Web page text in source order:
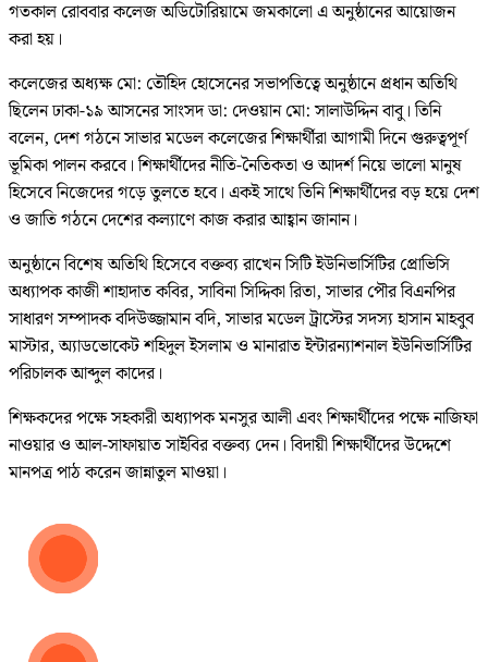
গতকাল রোববার কলেজ অডিটোরিয়ামে জমকালো এ অনুষ্ঠানের আয়োজন
করা হয়।
কলেজের অধ্যক্ষ মো: তৌহিদ হোসেনের সভাপতিত্বে অনুষ্ঠানে প্রধান অতিথি
ছিলেন ঢাকা-১৯ আসনের সাংসদ ডা: দেওয়ান মো: সালাউদ্দিন বাবু। তিনি
বলেন, দেশ গঠনে সাভার মডেল কলেজের শিক্ষার্থীরা আগামী দিনে গুরুত্বপূর্ণ
ভূমিকা পালন করবে। শিক্ষার্থীদের নীতি-নৈতিকতা ও আদর্শ নিয়ে ভালো মানুষ
হিসেবে নিজেদের গড়ে তুলতে হবে। একই সাথে তিনি শিক্ষার্থীদের বড় হয়ে দেশ
ও জাতি গঠনে দেশের কল্যাণে কাজ করার আহ্বান জানান।
অনুষ্ঠানে বিশেষ অতিথি হিসেবে বক্তব্য রাখেন সিটি ইউনিভার্সিটির প্রোভিসি
অধ্যাপক কাজী শাহাদাত কবির, সাবিনা সিদ্দিকা রিতা, সাভার পৌর বিএনপির
সাধারণ সম্পাদক বদিউজ্জামান বদি, সাভার মডেল ট্রাস্টের সদস্য হাসান মাহবুব
মাস্টার, অ্যাডভোকেট শহিদুল ইসলাম ও মানারাত ইন্টারন্যাশনাল ইউনিভার্সিটির
পরিচালক আব্দুল কাদের।
শিক্ষকদের পক্ষে সহকারী অধ্যাপক মনসুর আলী এবং শিক্ষার্থীদের পক্ষে নাজিফা
নাওয়ার ও আল-সাফায়াত সাইবির বক্তব্য দেন। বিদায়ী শিক্ষার্থীদের উদ্দেশে
মানপত্র পাঠ করেন জান্নাতুল মাওয়া।